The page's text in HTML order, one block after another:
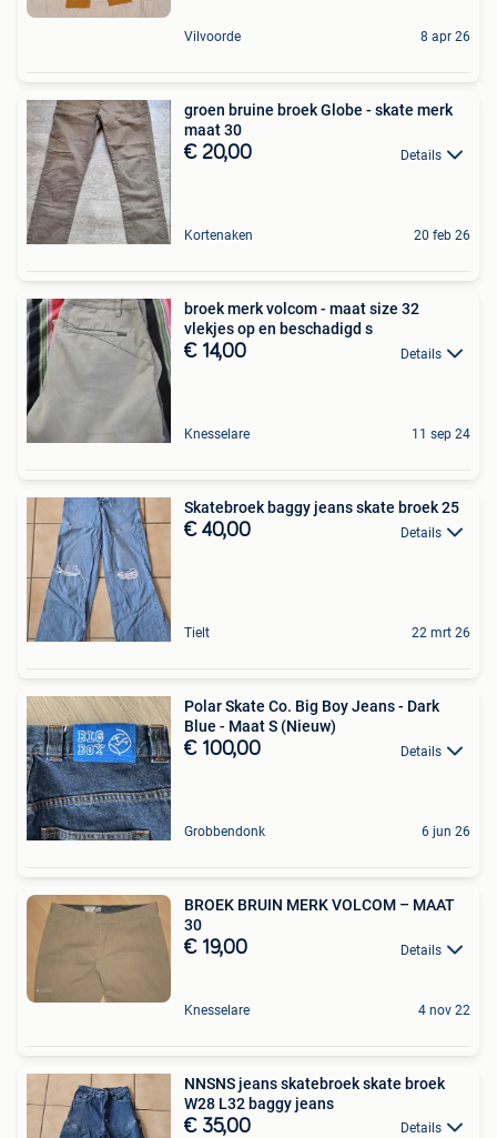
Vilvoorde 8 apr 26
groen bruine broek Globe - skate merk
maat 30
€ 20,00 Details
Kortenaken 20 feb 26
broek merk volcom - maat size 32
vlekjes op en beschadigd s
€ 14,00 Details
Knesselare 11 sep 24
Skatebroek baggy jeans skate broek 25
€ 40,00 Details
Tielt 22 mrt 26
Polar Skate Co. Big Boy Jeans - Dark
Blue - Maat S (Nieuw)
€ 100,00 Details
Grobbendonk 6 jun 26
BROEK BRUIN MERK VOLCOM – MAAT
30
€ 19,00 Details
Knesselare 4 nov 22
NNSNS jeans skatebroek skate broek
W28 L32 baggy jeans
€ 35,00 Details